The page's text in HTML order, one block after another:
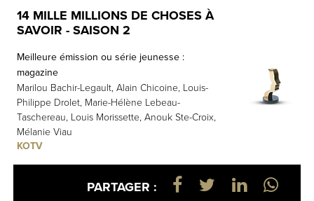
14 MILLE MILLIONS DE CHOSES À
SAVOIR - SAISON 2
Meilleure émission ou série jeunesse :
magazine
Marilou Bachir-Legault, Alain Chicoine, Louis-
Philippe Drolet, Marie-Hélène Lebeau-
Taschereau, Louis Morissette, Anouk Ste-Croix,
Mélanie Viau
KOTV
PARTAGER :